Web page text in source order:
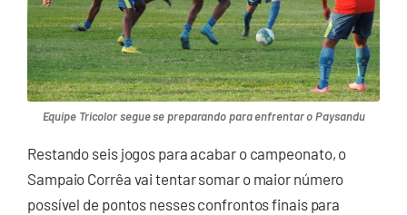
Equipe Tricolor segue se preparando para enfrentar o Paysandu
Restando seis jogos para acabar o campeonato, o
Sampaio Corrêa vai tentar somar o maior número
possível de pontos nesses confrontos finais para